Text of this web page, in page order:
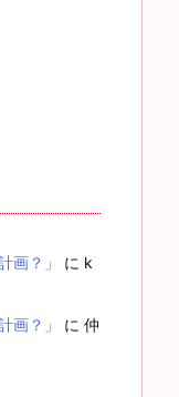
画？」 に k
画？」
に 仲